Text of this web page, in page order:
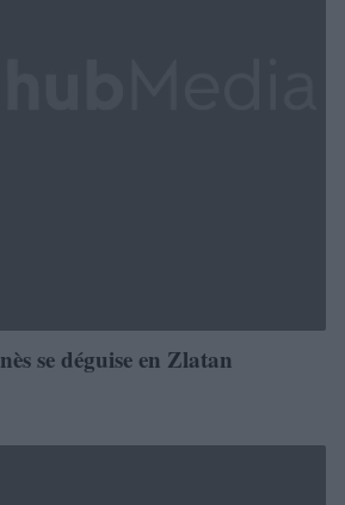
se déguise en Zlatan